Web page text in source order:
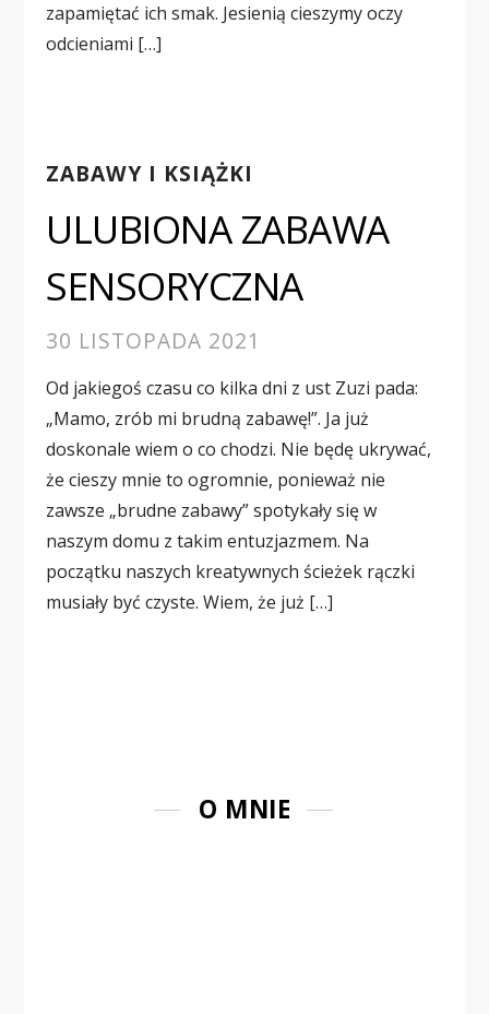
zapamiętać ich smak. Jesienią cieszymy oczy
odcieniami […]
ZABAWY I KSIĄŻKI
ULUBIONA ZABAWA
SENSORYCZNA
30 LISTOPADA 2021
Od jakiegoś czasu co kilka dni z ust Zuzi pada:
„Mamo, zrób mi brudną zabawę!”. Ja już
doskonale wiem o co chodzi. Nie będę ukrywać,
że cieszy mnie to ogromnie, ponieważ nie
zawsze „brudne zabawy” spotykały się w
naszym domu z takim entuzjazmem. Na
początku naszych kreatywnych ścieżek rączki
musiały być czyste. Wiem, że już […]
O MNIE